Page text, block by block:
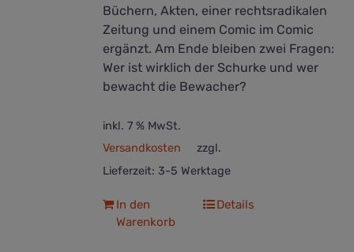
Büchern, Akten, einer rechtsradikalen
Zeitung und einem Comic im Comic
ergänzt. Am Ende bleiben zwei Fragen:
Wer ist wirklich der Schurke und wer
bewacht die Bewacher?
inkl. 7 % MwSt.
zzgl.
Versandkosten
Lieferzeit: 3-5 Werktage
In den
Warenkorb
Details